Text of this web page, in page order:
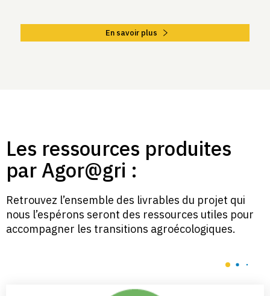
En savoir plus
Les ressources produites
par Agor@gri :
Retrouvez l’ensemble des livrables du projet qui
nous l’espérons seront des ressources utiles pour
accompagner les transitions agroécologiques.